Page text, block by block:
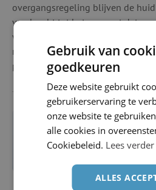
overgangsregeling blijven de
van kracht tot het moment dat
verlaat. Nieuwe teamleden vallen
nieuwe pensioenafspraken die je
pensioenleverancier overeenkomt.
Costa Boon
Business Director
Gebruik van
goedkeuren
Deze website gebruikt
gebruikerservaring te
onze website te
alle cookies in
Cookiebeleid. Lees verder
ALLES